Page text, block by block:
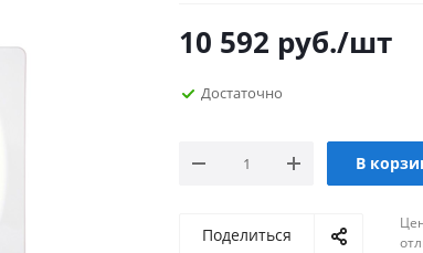
10 592 руб./шт
Достаточно
В
Поделиться